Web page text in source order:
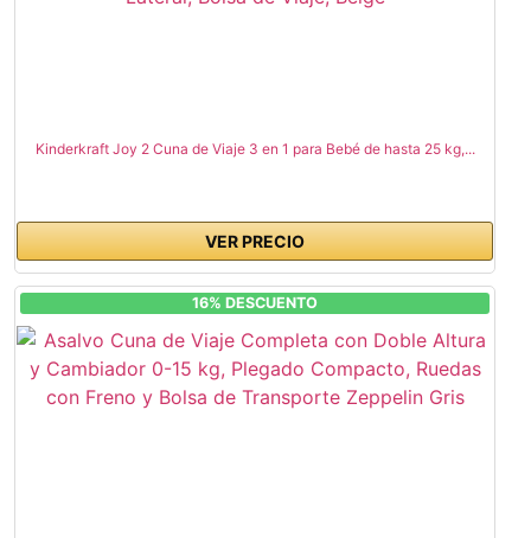
Kinderkraft Joy 2 Cuna de Viaje 3 en 1 para Bebé de hasta 25 kg,...
VER PRECIO
16% DESCUENTO